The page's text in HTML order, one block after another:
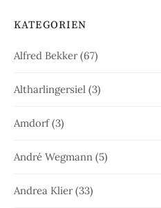
KATEGORIEN
Alfred Bekker(67)
Altharlingersiel (3)
Amdorf(3)
André Wegmann (5)
Andrea Klier(33)